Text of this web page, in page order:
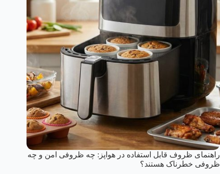
راهنمای ظروف قابل استفاده در هواپز: چه ظروفی امن و چه
ظروفی خطرناک هستند؟